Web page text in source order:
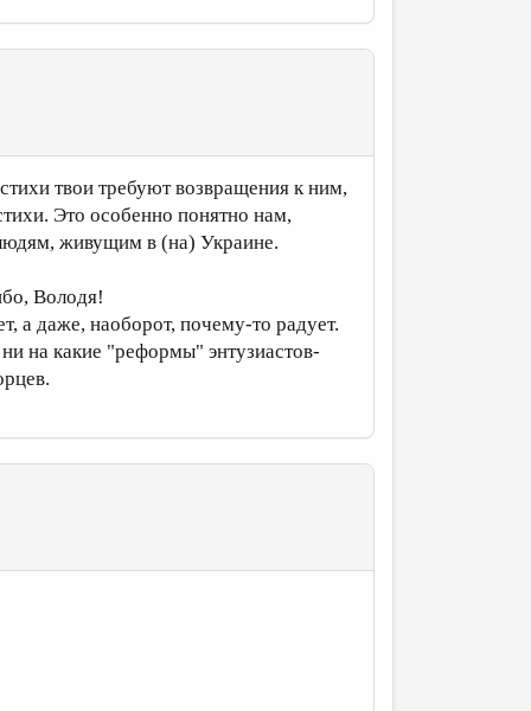
твои требуют возвращения к ним,
Это особенно понятно нам,
живущим в (на) Украине.
Володя!
а даже, наоборот, почему-то радует.
на какие "реформы" энтузиастов-